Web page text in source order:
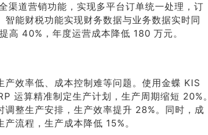
渠道营销功能，实现多平台订单统一处理，订
能财税功能实现财务数据与业务数据实时同
高 40%，年度运营成本降低 180 万元。
效率低、成本控制难等问题。使用金蝶 KIS
运算精准制定生产计划，生产周期缩短 20%。
整生产安排，生产效率提升 28%。同时，成
流程，生产成本降低 15%。